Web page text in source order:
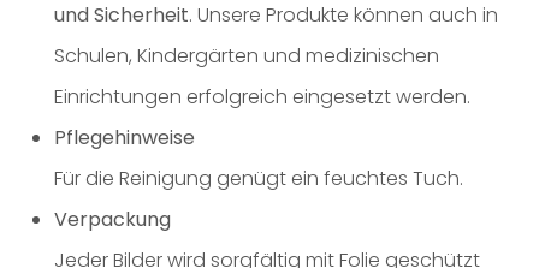
und Sicherheit. Unsere Produkte können auch in
Schulen, Kindergärten und medizinischen
Einrichtungen erfolgreich eingesetzt werden.
Pflegehinweise
Für die Reinigung genügt ein feuchtes Tuch.
Verpackung
Jeder Bilder wird sorgfältig mit Folie geschützt